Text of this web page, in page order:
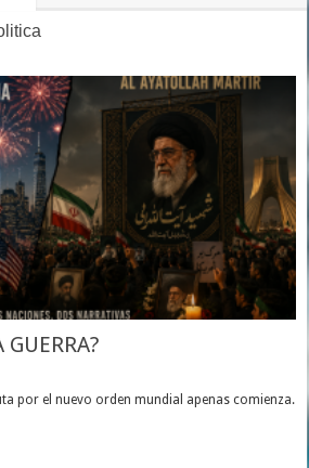
por el nuevo orden mundial apenas comienza.